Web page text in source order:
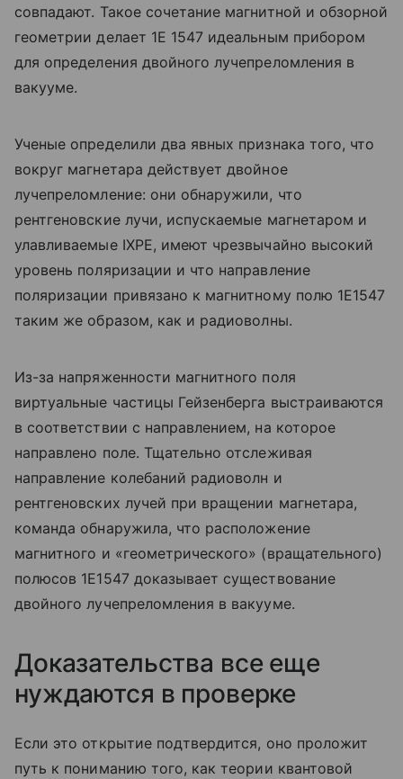
совпадают. Такое сочетание магнитной и обзорной
геометрии делает 1E 1547 идеальным прибором
для определения двойного лучепреломления в
вакууме.
Ученые определили два явных признака того, что
вокруг магнетара действует двойное
лучепреломление: они обнаружили, что
рентгеновские лучи, испускаемые магнетаром и
улавливаемые IXPE, имеют чрезвычайно высокий
уровень поляризации и что направление
поляризации привязано к магнитному полю 1E1547
таким же образом, как и радиоволны.
Из-за напряженности магнитного поля
виртуальные частицы Гейзенберга выстраиваются
в соответствии с направлением, на которое
направлено поле. Тщательно отслеживая
направление колебаний радиоволн и
рентгеновских лучей при вращении магнетара,
команда обнаружила, что расположение
магнитного и «геометрического» (вращательного)
полюсов 1E1547 доказывает существование
двойного лучепреломления в вакууме.
Доказательства все еще
нуждаются в проверке
Если это открытие подтвердится, оно проложит
путь к пониманию того, как теории квантовой